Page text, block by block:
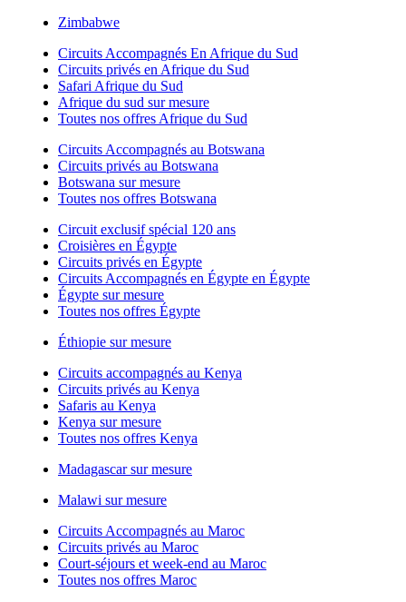
Zimbabwe
Circuits Accompagnés En Afrique du Sud
Circuits privés en Afrique du Sud
Safari Afrique du Sud
Afrique du sud sur mesure
Toutes nos offres Afrique du Sud
Circuits Accompagnés au Botswana
Circuits privés au Botswana
Botswana sur mesure
Toutes nos offres Botswana
Circuit exclusif spécial 120 ans
Croisières en Égypte
Circuits privés en Égypte
Circuits Accompagnés en Égypte en Égypte
Égypte sur mesure
Toutes nos offres Égypte
Éthiopie sur mesure
Circuits accompagnés au Kenya
Circuits privés au Kenya
Safaris au Kenya
Kenya sur mesure
Toutes nos offres Kenya
Madagascar sur mesure
Malawi sur mesure
Circuits Accompagnés au Maroc
Circuits privés au Maroc
Court-séjours et week-end au Maroc
Toutes nos offres Maroc